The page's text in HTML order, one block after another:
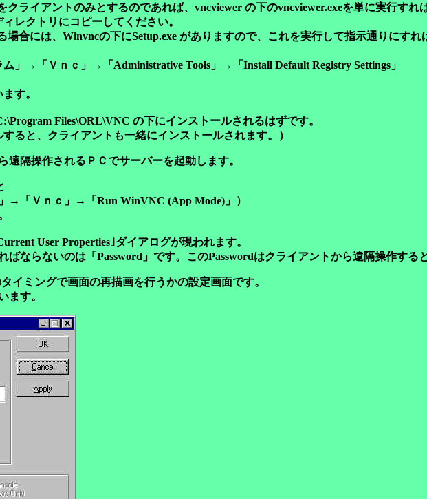
クライアントのみとするのであれば、vncviewer の下のvncviewer.exeを単に実行すれ
レクトリにコピーしてください。
場合には、Winvncの下にSetup.exe がありますので、これを実行して指示通りにすれ
」→「Ｖｎｃ」→「Administrative Tools」→「Install Default Registry Settings」
す。
Files\ORL\VNC の下にインストールされるはずです。
すると、クライアントも一緒にインストールされます。）
遠隔操作されるＰＣでサーバーを起動します。
→「Ｖｎｃ」→「Run WinVNC (App Mode)」）
User Properties｣ダイアログが現われます。
ばならないのは「Password」です。このPasswordはクライアントから遠隔操作する
イミングで画面の再描画を行うかの設定画面です。
ます。